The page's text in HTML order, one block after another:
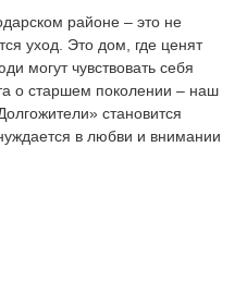
районе – это не
уход. Это дом, где ценят
могут чувствовать себя
о старшем поколении – наш
становится
в любви и внимании